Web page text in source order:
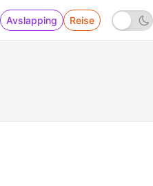
Avslapping Reise